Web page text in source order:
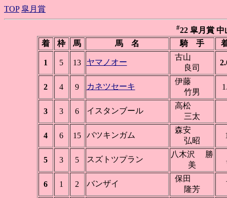
TOP 皐月賞
#22 皐月賞 中
着
枠 馬 馬 名 騎 手
1 5 13 ヤマノオー
古山
良司
2 4 9 カネツセーキ
伊藤
竹男
3 3 6 イスタンブール
高松
三太
4 6 15 バツキンガム
森安
弘昭
5 3 5 スズトツプラン
八木沢 勝
美
6 1 2 バンザイ
保田
隆芳